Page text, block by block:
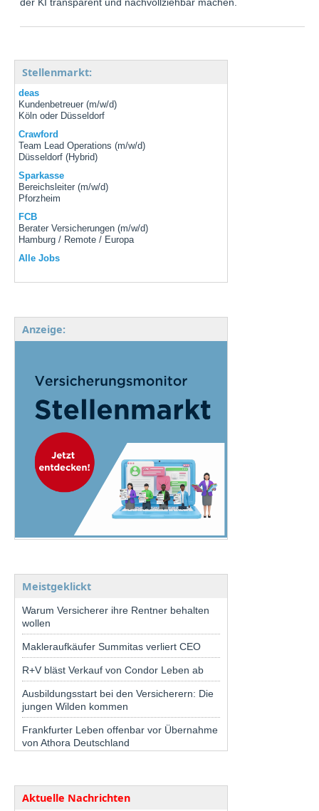
Stellenmarkt:
deas
Kundenbetreuer (m/w/d)
Köln oder Düsseldorf
Crawford
Team Lead Operations (m/w/d)
Düsseldorf (Hybrid)
Sparkasse
Bereichsleiter (m/w/d)
Pforzheim
FCB
Berater Versicherungen (m/w/d)
Hamburg / Remote / Europa
Alle Jobs
Anzeige:
Meistgeklickt
Warum Versicherer ihre Rentner behalten
wollen
Makleraufkäufer Summitas verliert CEO
R+V bläst Verkauf von Condor Leben ab
Ausbildungsstart bei den Versicherern: Die
jungen Wilden kommen
Frankfurter Leben offenbar vor Übernahme
von Athora Deutschland
Aktuelle Nachrichten